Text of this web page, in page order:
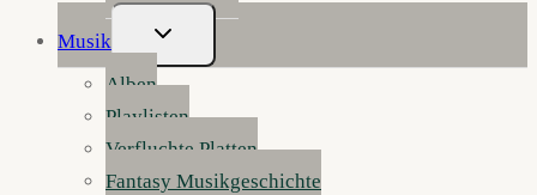
Musik
Untermenü
Umschalten
Alben
Playlisten
Verfluchte Platten
Fantasy Musikgeschichte